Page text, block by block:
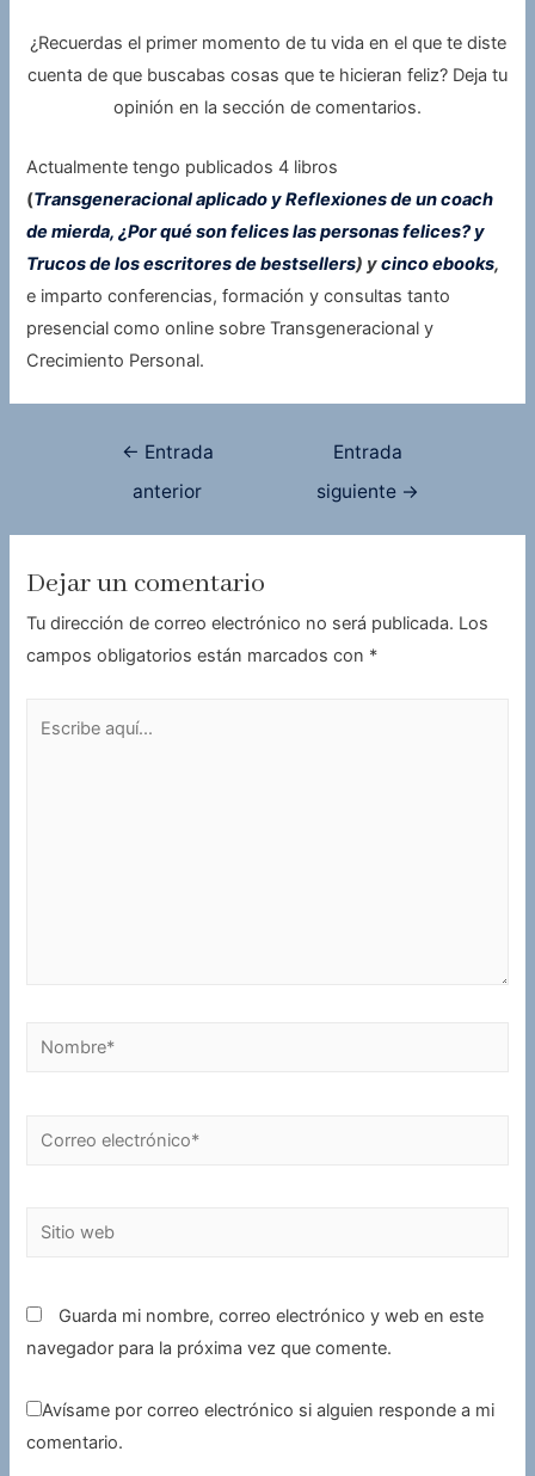
¿Recuerdas el primer momento de tu vida en el que te diste
cuenta de que buscabas cosas que te hicieran feliz? Deja tu
opinión en la sección de comentarios.
Actualmente tengo publicados 4 libros
(Transgeneracional aplicado y Reflexiones de un coach
de mierda, ¿Por qué son felices las personas felices? y
Trucos de los escritores de bestsellers) ycinco ebooks,
e imparto conferencias, formación y consultas tanto
presencial como online sobre Transgeneracional y
Crecimiento Personal.
Navegación
← Entrada
anterior
Entrada
siguiente →
Dejar un comentario
Tu dirección de correo electrónico no será publicada. Los
campos obligatorios están marcados con *
Nombre*
Correo
Sitio
Guarda mi nombre, correo electrónico y web en este
navegador para la próxima vez que comente.
Avísame por correo electrónico si alguien responde a mi
comentario.